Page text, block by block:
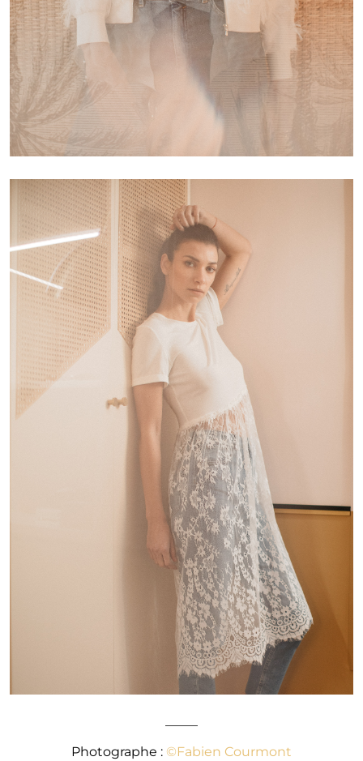
Photographe : ©Fabien Courmont